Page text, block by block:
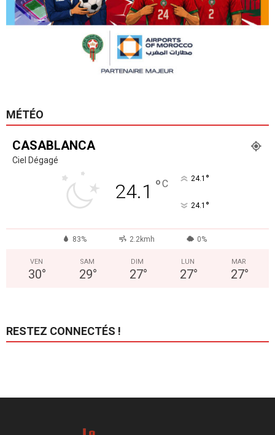
MÉTÉO
CASABLANCA
Ciel Dégagé
24.1 °C 24.1 °
24.1 °
83% 2.2kmh 0%
VEN
30°
SAM
29°
DIM
27°
LUN
27°
MAR
27°
RESTEZ CONNECTÉS !